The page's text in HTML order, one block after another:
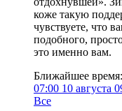
коже такую
чувствуете, что
подобного,
это именно вам.
Ближайшее время:
07:00 10 августа
Все